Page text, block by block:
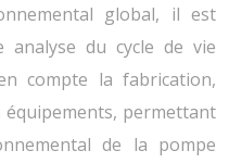
global, il est
analyse du cycle de vie
compte la fabrication,
équipements, permettant
de la pompe